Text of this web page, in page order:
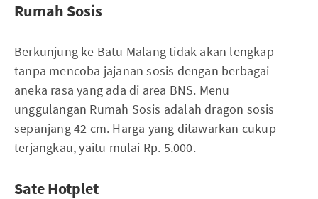
Rumah Sosis
Berkunjung ke Batu Malang tidak akan lengkap
tanpa mencoba jajanan sosis dengan berbagai
aneka rasa yang ada di area BNS. Menu
unggulangan Rumah Sosis adalah dragon sosis
sepanjang 42 cm. Harga yang ditawarkan cukup
terjangkau, yaitu mulai Rp. 5.000.
Sate Hotplet